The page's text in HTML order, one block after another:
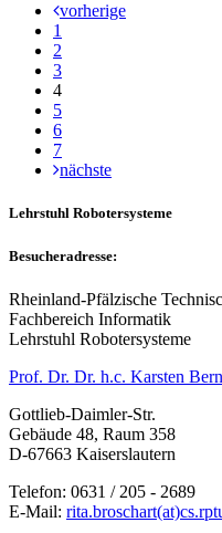
vorherige
1
2
3
4
5
6
7
nächste
Lehrstuhl Robotersysteme
Besucheradresse:
Rheinland-Pfälzische
Fachbereich Informatik
Lehrstuhl Robotersysteme
Prof. Dr. Dr. h.c. Karsten
Gottlieb-Daimler-Str.
Gebäude 48, Raum 358
D-67663 Kaiserslautern
Telefon: 0631 / 205 - 2689
E-Mail: